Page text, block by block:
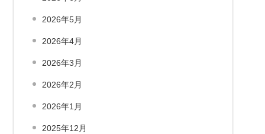
2026年5月
2026年4月
2026年3月
2026年2月
2026年1月
2025年12月